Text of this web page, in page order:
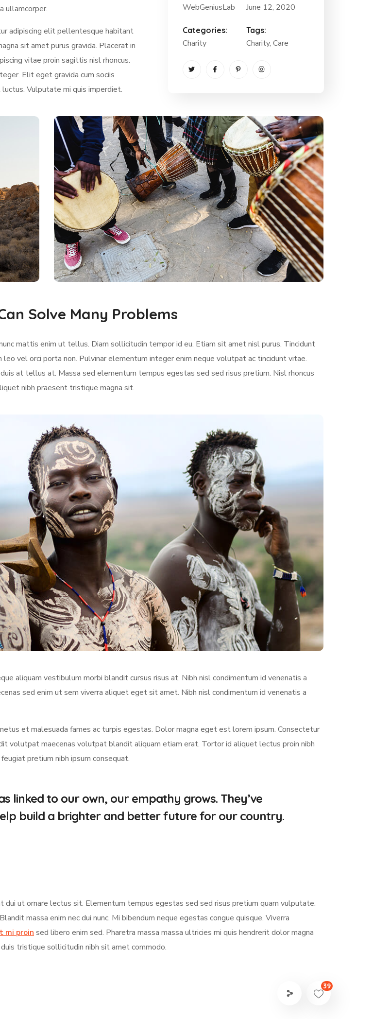
ullamcorper.
adipiscing elit pellentesque habitant
sit amet purus gravida. Placerat in
vitae proin sagittis nisl rhoncus.
Elit eget gravida cum sociis
Vulputate mi quis imperdiet.
WebGeniusLab June 12, 2020
Categories:
Charity
Tags:
Charity, Care
Solve Many Problems
mattis enim ut tellus. Diam sollicitudin tempor id eu. Etiam sit amet nisl purus. Tincidunt
vel orci porta non. Pulvinar elementum integer enim neque volutpat ac tincidunt vitae.
at tellus at. Massa sed elementum tempus egestas sed sed risus pretium. Nisl rhoncus
nibh praesent tristique magna sit.
aliquam vestibulum morbi blandit cursus risus at. Nibh nisl condimentum id venenatis a
sed enim ut sem viverra aliquet eget sit amet. Nibh nisl condimentum id venenatis a
et malesuada fames ac turpis egestas. Dolor magna eget est lorem ipsum. Consectetur
volutpat maecenas volutpat blandit aliquam etiam erat. Tortor id aliquet lectus proin nibh
pretium nibh ipsum consequat.
linked to our own, our empathy grows. They’ve
build a brighter and better future for our country.
dui ut ornare lectus sit. Elementum tempus egestas sed sed risus pretium quam vulputate.
massa enim nec dui nunc. Mi bibendum neque egestas congue quisque. Viverra
mi proin sed libero enim sed. Pharetra massa massa ultricies mi quis hendrerit dolor magna
tristique sollicitudin nibh sit amet commodo.
39